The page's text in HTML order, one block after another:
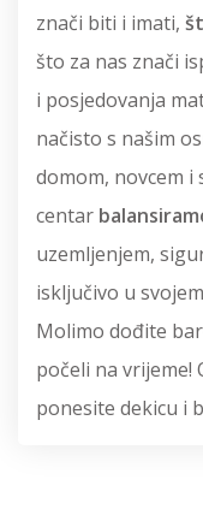
znači biti i imati,
što za nas znači
i posjedovanja
načisto s našim
domom, novcem
centar
uzemljenjem,
isključivo u
Molimo dođite
počeli na vrijeme!
ponesite dekicu i